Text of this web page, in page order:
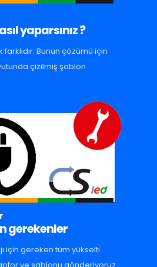
yaparsınız ?
Bunun çözümü için
çizilmiş şablon
gerekenler
için gereken tüm yükselti